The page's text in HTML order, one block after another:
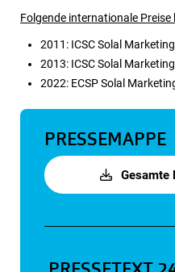
Folgende internationale Preise
2011: ICSC Solal
2013: ICSC Solal
2022: ECSP Solal
PRESSEMAPPE
Gesamte